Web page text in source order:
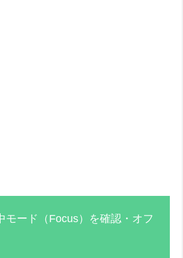
モード（Focus）を確認・オフ